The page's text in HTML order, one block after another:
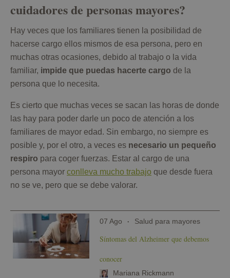
cuidadores de personas mayores?
Hay veces que los familiares tienen la posibilidad de
hacerse cargo ellos mismos de esa persona, pero en
muchas otras ocasiones, debido al trabajo o la vida
familiar, impide que puedas hacerte cargo de la
persona que lo necesita.
Es cierto que muchas veces se sacan las horas de donde
las hay para poder darle un poco de atención a los
familiares de mayor edad. Sin embargo, no siempre es
posible y, por el otro, a veces es necesario un pequeño
respiro para coger fuerzas. Estar al cargo de una
persona mayor conlleva mucho trabajo que desde fuera
no se ve, pero que se debe valorar.
07 Ago Salud para mayores
Síntomas del Alzheimer que debemos
conocer
Mariana Rickmann